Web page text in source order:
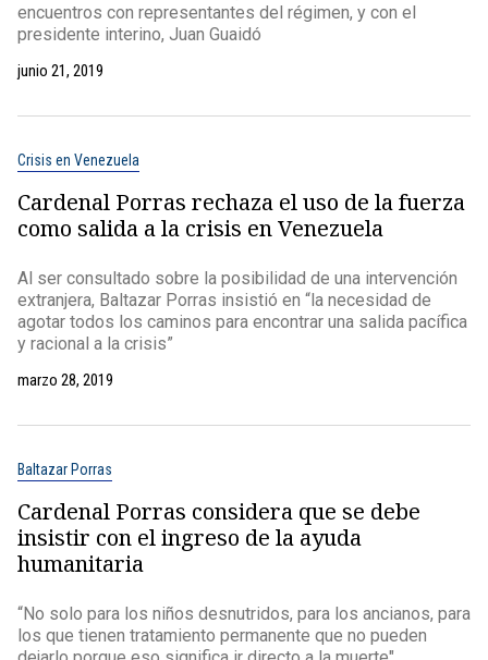
encuentros con representantes del régimen, y con el
presidente interino, Juan Guaidó
junio 21, 2019
Crisis en Venezuela
Cardenal Porras rechaza el uso de la fuerza
como salida a la crisis en Venezuela
Al ser consultado sobre la posibilidad de una intervención
extranjera, Baltazar Porras insistió en “la necesidad de
agotar todos los caminos para encontrar una salida pacífica
y racional a la crisis”
marzo 28, 2019
Baltazar Porras
Cardenal Porras considera que se debe
insistir con el ingreso de la ayuda
humanitaria
“No solo para los niños desnutridos, para los ancianos, para
los que tienen tratamiento permanente que no pueden